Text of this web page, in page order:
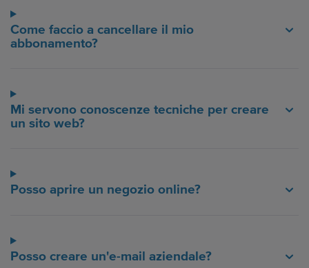
Come faccio a cancellare il mio
abbonamento?
Mi servono conoscenze tecniche per creare
un sito web?
Posso aprire un negozio online?
Posso creare un'e-mail aziendale?